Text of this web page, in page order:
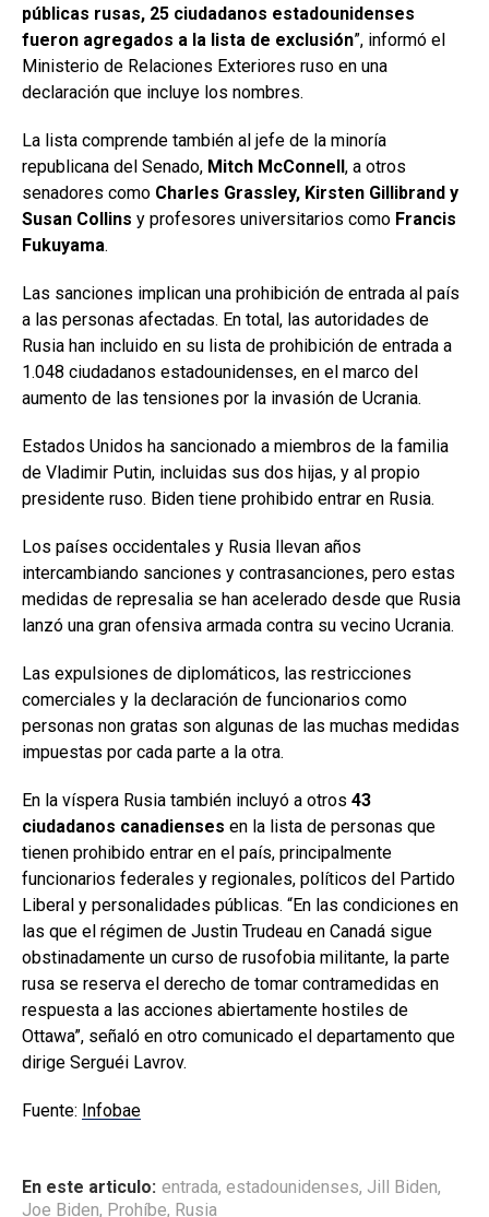
públicas rusas, 25 ciudadanos estadounidenses
fueron agregados a la lista de exclusión”, informó el
Ministerio de Relaciones Exteriores ruso en una
declaración que incluye los nombres.
La lista comprende también al jefe de la minoría
republicana del Senado, Mitch McConnell , a otros
senadores como Charles Grassley, Kirsten Gillibrand y
Susan Collins y profesores universitarios como Francis
Fukuyama.
Las sanciones implican una prohibición de entrada al país
a las personas afectadas. En total, las autoridades de
Rusia han incluido en su lista de prohibición de entrada a
1.048 ciudadanos estadounidenses, en el marco del
aumento de las tensiones por la invasión de Ucrania.
Estados Unidos ha sancionado a miembros de la familia
de Vladimir Putin, incluidas sus dos hijas, y al propio
presidente ruso. Biden tiene prohibido entrar en Rusia.
Los países occidentales y Rusia llevan años
intercambiando sanciones y contrasanciones, pero estas
medidas de represalia se han acelerado desde que Rusia
lanzó una gran ofensiva armada contra su vecino Ucrania.
Las expulsiones de diplomáticos, las restricciones
comerciales y la declaración de funcionarios como
personas non gratas son algunas de las muchas medidas
impuestas por cada parte a la otra.
En la víspera Rusia también incluyó a otros 43
ciudadanos canadienses en la lista de personas que
tienen prohibido entrar en el país, principalmente
funcionarios federales y regionales, políticos del Partido
Liberal y personalidades públicas. “En las condiciones en
las que el régimen de Justin Trudeau en Canadá sigue
obstinadamente un curso de rusofobia militante, la parte
rusa se reserva el derecho de tomar contramedidas en
respuesta a las acciones abiertamente hostiles de
Ottawa”, señaló en otro comunicado el departamento que
dirige Serguéi Lavrov.
Fuente: Infobae
En este articulo: entrada, estadounidenses, Jill Biden,
Joe Biden, Prohíbe, Rusia